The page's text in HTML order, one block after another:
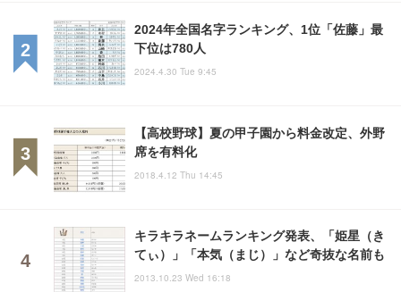
2024年全国名字ランキング、1位「佐藤」最
下位は780人
2024.4.30 Tue 9:45
【高校野球】夏の甲子園から料金改定、外野
席を有料化
2018.4.12 Thu 14:45
キラキラネームランキング発表、「姫星（き
てぃ）」「本気（まじ）」など奇抜な名前も
2013.10.23 Wed 16:18